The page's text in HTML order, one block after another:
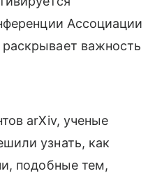
Ассоциации
важность
arXiv, ученые
узнать, как
подобные тем,